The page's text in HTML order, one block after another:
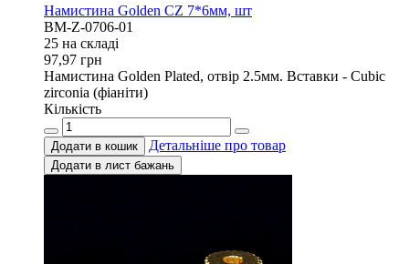
Намистина Golden CZ 7*6мм, шт
BM-Z-0706-01
25 на складi
97,97 грн
Намистина Golden Plated, отвір 2.5мм. Вставки - Cubic
zirconia (фіаніти)
Кількість
Додати в кошик Детальніше про товар
Додати в лист бажань